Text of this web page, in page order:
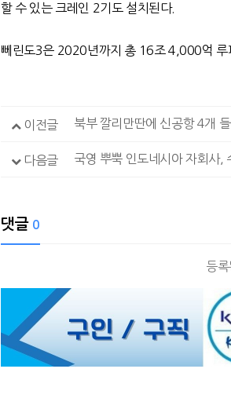
할 수 있는 크레인 2기도 설치된다.
뻬린도3은 2020년까지 총 16조 4,000억 루
이전글 북부 깔리만딴에 신공항 4개
다음글 국영 뿌뿍 인도네시아 자회사,
댓글 0
등